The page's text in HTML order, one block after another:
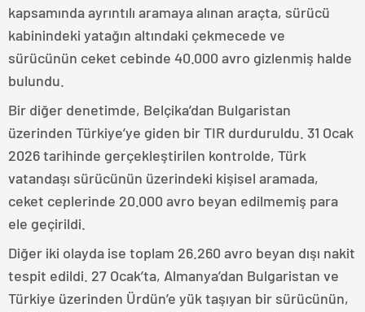
kapsamında ayrıntılı aramaya alınan araçta, sürücü
kabinindeki yatağın altındaki çekmecede ve
sürücünün ceket cebinde 40.000 avro gizlenmiş halde
bulundu.
Bir diğer denetimde, Belçika’dan Bulgaristan
üzerinden Türkiye’ye giden bir TIR durduruldu. 31 Ocak
2026 tarihinde gerçekleştirilen kontrolde, Türk
vatandaşı sürücünün üzerindeki kişisel aramada,
ceket ceplerinde 20.000 avro beyan edilmemiş para
ele geçirildi.
Diğer iki olayda ise toplam 26.260 avro beyan dışı nakit
tespit edildi. 27 Ocak’ta, Almanya’dan Bulgaristan ve
Türkiye üzerinden Ürdün’e yük taşıyan bir sürücünün,